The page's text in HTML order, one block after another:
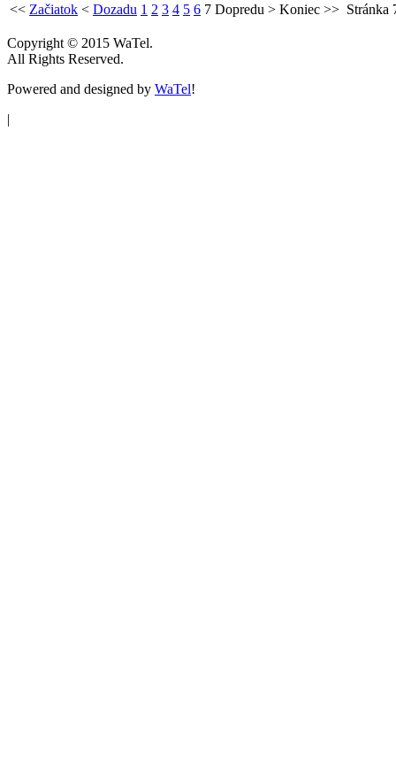
<< Začiatok < Dozadu 1 2 3 4 5 6 7 Dopredu > Koniec >> Stránka
Copyright © 2015 WaTel.
All Rights Reserved.
Powered and designed by WaTel!
|